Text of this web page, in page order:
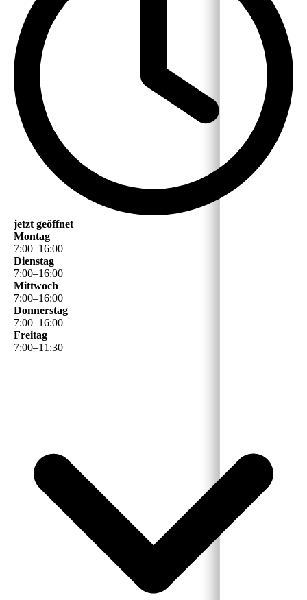
jetzt geöffnet
Montag
7:00–16:00
Dienstag
7:00–16:00
Mittwoch
7:00–16:00
Donnerstag
7:00–16:00
Freitag
7:00–11 :30